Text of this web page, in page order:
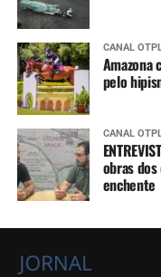
CANAL
Amazona
pelo
CANAL
obras
enchente